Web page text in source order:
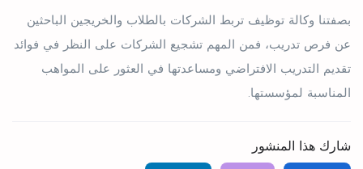
بصفتنا وكالة توظيف تربط الشركات بالطلاب والخريجين الباحثين
عن فرص تدريب، فمن المهم تشجيع الشركات على النظر في فوائد
تقديم التدريب الافتراضي ومساعدتها في العثور على المواهب
المناسبة لمؤسستها.
شارك هذا المنشور